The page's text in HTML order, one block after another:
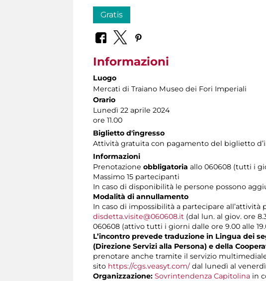
Gratis
Informazioni
Luogo
Mercati di Traiano Museo dei Fori Imperiali
Orario
Lunedì 22 aprile 2024
ore 11.00
Biglietto d'ingresso
Attività gratuita con pagamento del biglietto
Informazioni
Prenotazione obbligatoria allo 060608 (tutti i
Massimo 15 partecipanti
In caso di disponibilità le persone possono
Modalità di annullamento
In caso di impossibilità a partecipare
disdetta.visite@060608.it (dal lun. al giov. ore
060608 (attivo tutti i giorni dalle ore 9.00 alle
L’incontro prevede traduzione in Lingua dei
(Direzione Servizi alla Persona) e della
prenotare anche tramite il servizio
sito https://cgs.veasyt.com/dal lunedì al venerdì
Organizzazione: Sovrintendenza Capitolina in